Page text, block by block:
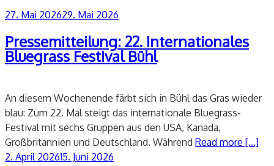
Veröffentlicht
27. Mai 202629. Mai 2026
Pressemitteilung: 22. Internationales
Bluegrass Festival Bühl
An diesem Wochenende färbt sich in Bühl das Gras wieder
blau: Zum 22. Mal steigt das internationale Bluegrass-
Festival mit sechs Gruppen aus den USA, Kanada,
Großbritannien und Deutschland. Während Read more [...]
Veröffentlicht
2. April 202615. Juni 2026